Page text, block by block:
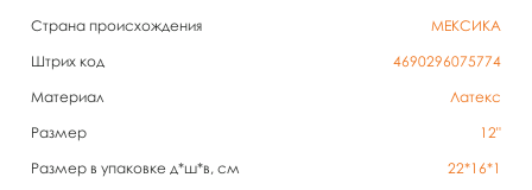
Страна происхождения
МЕКСИКА
Штрих код
4690296075774
Материал
Латекс
Размер
12"
Размер в упаковке д*ш*в, см
22*16*1